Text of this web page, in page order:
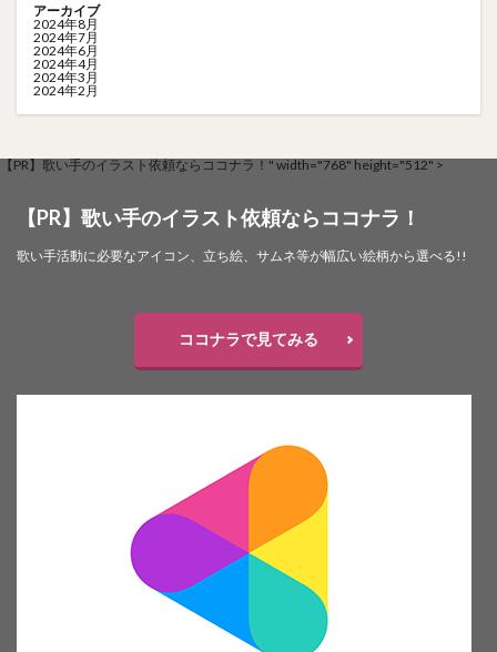
アーカイブ
2024年8月
2024年7月
2024年6月
2024年4月
2024年3月
2024年2月
【PR】歌い手のイラスト依頼ならココナラ！" width="768" height="512" >
【PR】歌い手のイラスト依頼ならココナラ！
歌い手活動に必要なアイコン、立ち絵、サムネ等が幅広い絵柄から選べる!!
ココナラで見てみる